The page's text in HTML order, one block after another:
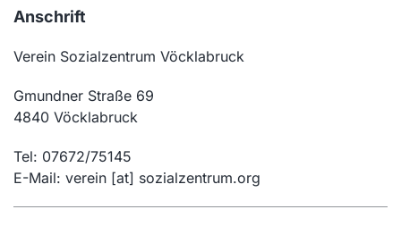
Anschrift
Verein Sozialzentrum Vöcklabruck
Gmundner Straße 69
4840 Vöcklabruck
Tel: 07672/75145
E-Mail: verein [at] sozialzentrum.org